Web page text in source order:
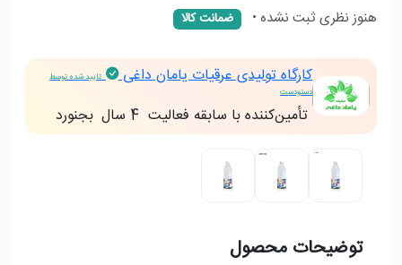
هنوز نظری ثبت نشده • ضمانت کالا
کارگاه تولیدی عرقیات یامان داغی
تایید شده توسط
دستودست
تأمین‌کننده با سابقه فعالیت 4 سال بجنورد
توضیحات محصول